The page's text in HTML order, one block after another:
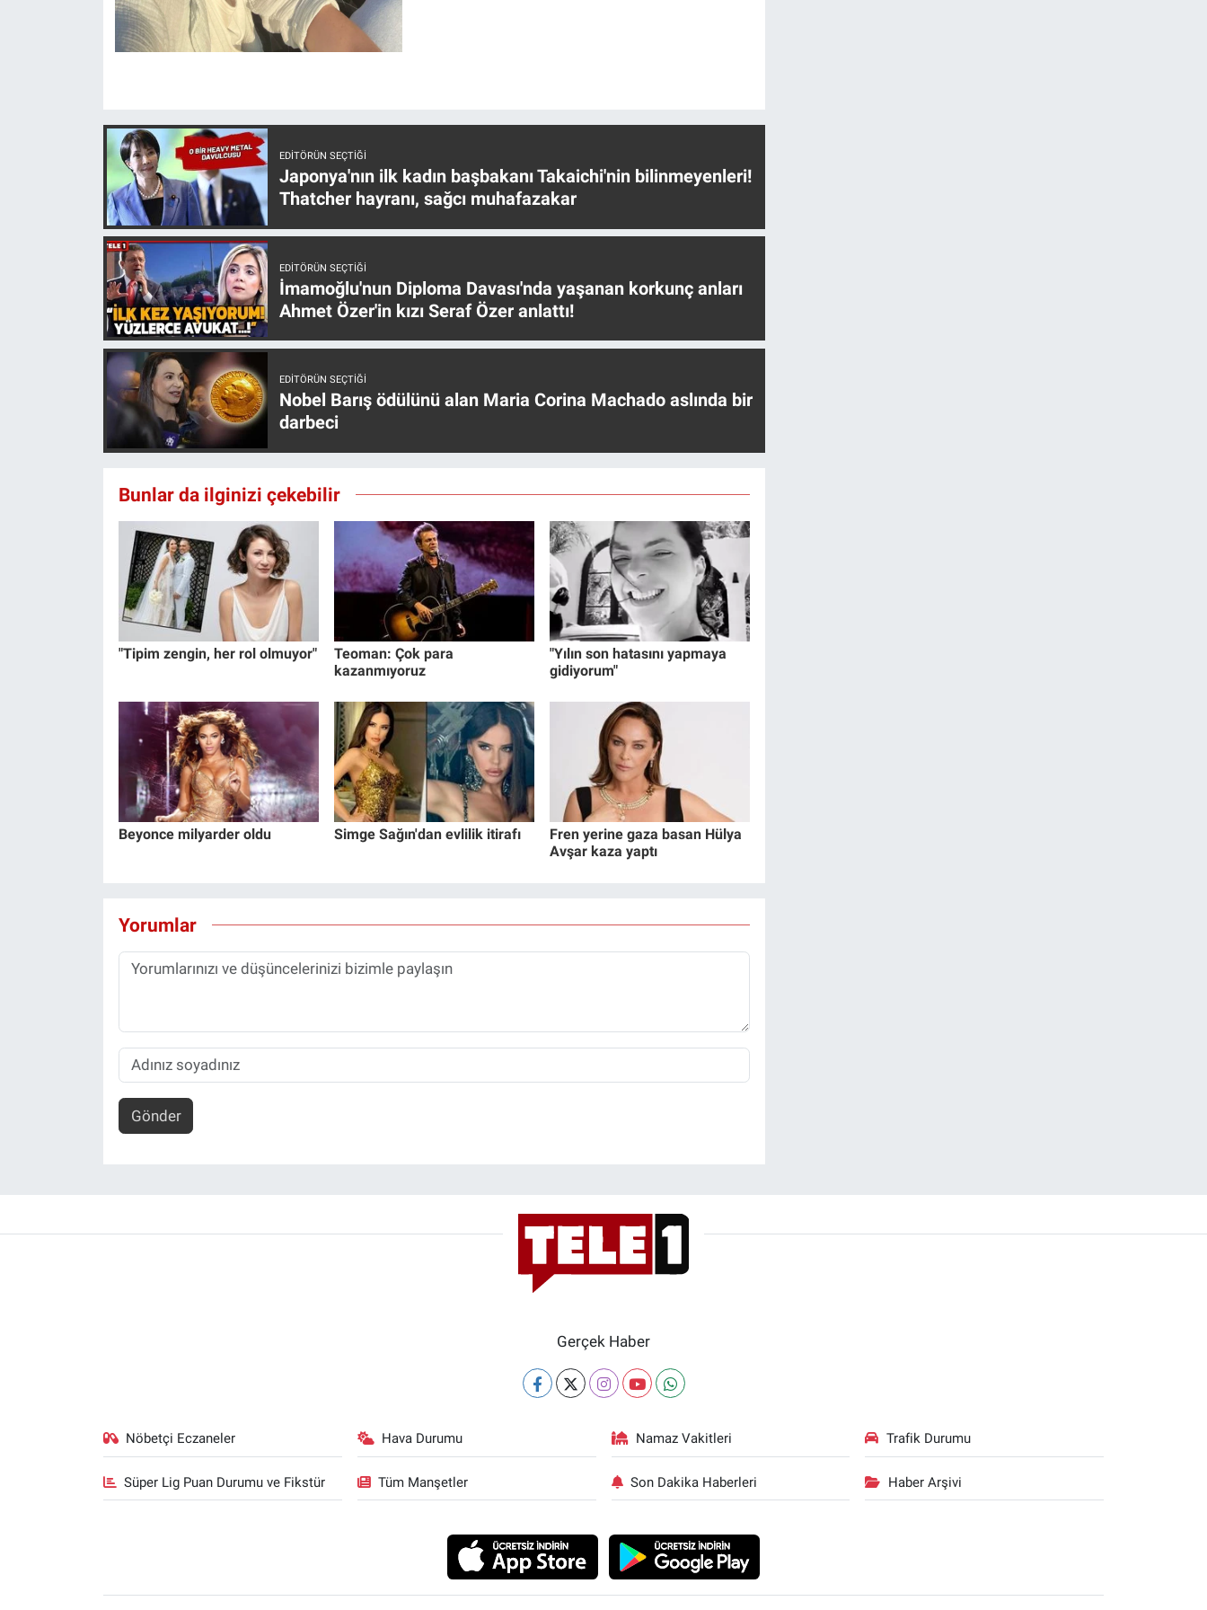
EDITÖRÜN SEÇTIĞI
Japonya'nın ilk kadın başbakanı Takaichi'nin bilinmeyenleri!
Thatcher hayranı, sağcı muhafazakar
EDITÖRÜN SEÇTIĞI
İmamoğlu'nun Diploma Davası'nda yaşanan korkunç anları
Ahmet Özer'in kızı Seraf Özer anlattı!
EDITÖRÜN SEÇTIĞI
Nobel Barış ödülünü alan Maria Corina Machado aslında bir
darbeci
Bunlar da ilginizi çekebilir
"Tipim zengin, her rol olmuyor"
Teoman: Çok para
kazanmıyoruz
"Yılın son hatasını yapmaya
gidiyorum"
Beyonce milyarder oldu Simge Sağın'dan evlilik itirafı
Fren yerine gaza basan Hülya
Avşar kaza yaptı
Yorumlar
Gönder
Gerçek Haber
Nöbetçi Eczaneler Hava Durumu Namaz Vakitleri Trafik Durumu
Süper Lig Puan Durumu ve Fikstür Tüm Manşetler Son Dakika Haberleri Haber Arşivi
Yerel Yaşam